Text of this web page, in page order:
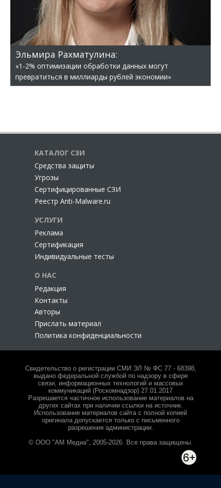
Эльмира Рахматулина:
«1-2% оптимизации обработки данных могут
превратиться в миллиарды рублей экономии»
КАТАЛОГ СЗИ
Cредства защиты
Угрозы
Сертифицированные СЗИ
Реестр Anti-Malware.ru
УСЛУГИ
Реклама
Сертификация
Индивидуальные тесты
О НАС
Редакция
Контакты
Авторы
Прислать материал
Политика конфиденциальности
Свидетельство о регистрации СМИ ЭЛ № ФС 77 - 68398,
выдано федеральной службой по надзору в сфере
связи, информационных технологий и массовых
коммуникаций (Роскомнадзор) 27.01.2017
Разрешается частичное использование материалов на
других сайтах при наличии ссылки на источник.
Использование материалов сайта с полной копией
оригинала допускается только с письменного
разрешения администрации.
© ООО "АМ Медиа", 2005-2026. Все права защищены.